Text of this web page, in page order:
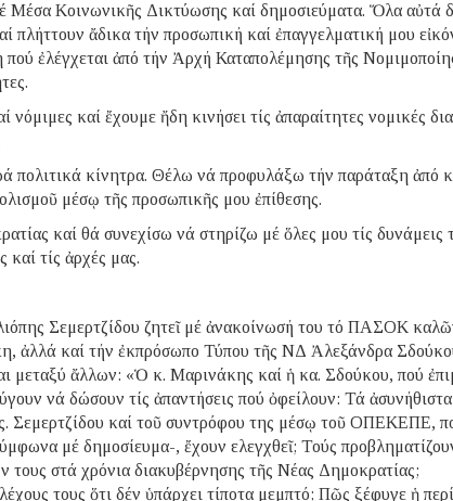
Μέσα Κοινωνικῆς Δικτύωσης καί δημοσιεύματα. Ὅλα αὐτά
πλήττουν ἄδικα τήν προσωπική καί ἐπαγγελματική μου
πού ἐλέγχεται ἀπό τήν Ἀρχή Καταπολέμησης τῆς
νόμιμες καί ἔχουμε ἤδη κινήσει τίς ἀπαραίτητες νομικές
πολιτικά κίνητρα. Θέλω νά προφυλάξω τήν παράταξη ἀπό
μέσῳ τῆς προσωπικῆς μου ἐπίθεσης.
καί θά συνεχίσω νά στηρίζω μέ ὅλες μου τίς δυνάμεις
καί τίς ἀρχές μας.
Σεμερτζίδου ζητεῖ μέ ἀνακοίνωσή του τό ΠΑΣΟΚ
ἀλλά καί τήν ἐκπρόσωπο Τύπου τῆς ΝΔ Ἀλεξάνδρα
μεταξύ ἄλλων: «Ὁ κ. Μαρινάκης καί ἡ κα. Σδούκου, πού
νά δώσουν τίς ἀπαντήσεις πού ὀφείλουν: Τά
Σεμερτζίδου καί τοῦ συντρόφου της μέσῳ τοῦ ΟΠΕΚΕΠΕ,
μέ δημοσίευμα-, ἔχουν ελεγχθεῖ; Τούς
στά χρόνια διακυβέρνησης τῆς Νέας Δημοκρατίας;
τους ὅτι δέν ὑπάρχει τίποτα μεμπτό; Πῶς ξέφυγε ἡ